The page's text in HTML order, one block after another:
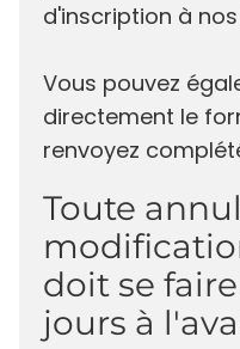
d'inscription à
Vous pouvez
directement le
renvoyez
Toute
doit se
jours à